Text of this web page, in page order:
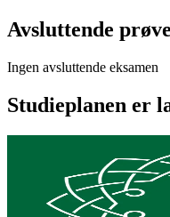
Avsluttende
Ingen avsluttende eksamen
Studieplanen er